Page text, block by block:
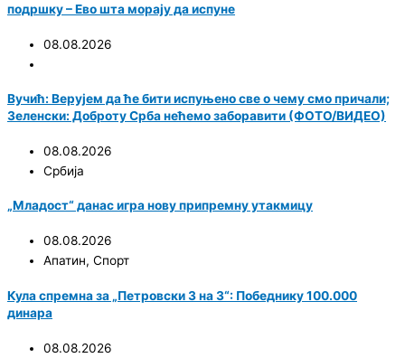
подршку – Ево шта морају да испуне
08.08.2026
Вучић: Верујем да ће бити испуњено све о чему смо причали;
Зеленски: Доброту Срба нећемо заборавити (ФОТО/ВИДЕО)
08.08.2026
Србија
„Младост“ данас игра нову припремну утакмицу
08.08.2026
Апатин, Спорт
Кула спремна за „Петровски 3 на 3“: Победнику 100.000
динара
08.08.2026